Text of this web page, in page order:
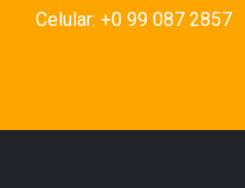
Celular: +0 99 087 2857